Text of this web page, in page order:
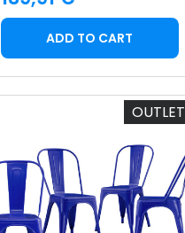
Price
ADD TO CART
OUTLET